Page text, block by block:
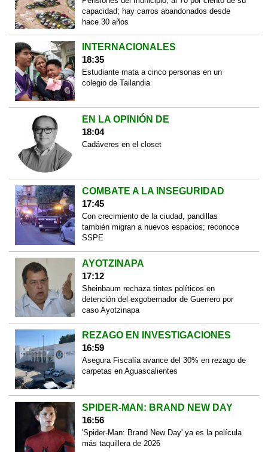
capacidad; hay carros abandonados desde
hace 30 años
INTERNACIONALES
18:35
Estudiante mata a cinco personas en un
colegio de Tailandia
EN LA OPINIÓN DE
18:04
Cadáveres en el closet
COMBATE A LA INSEGURIDAD
17:45
Con crecimiento de la ciudad, pandillas
también migran a nuevos espacios; reconoce
SSPE
AYOTZINAPA
17:12
Sheinbaum rechaza tintes políticos en
detención del exgobernador de Guerrero por
caso Ayotzinapa
REZAGO EN INVESTIGACIONES
16:59
Asegura Fiscalía avance del 30% en rezago de
carpetas en Aguascalientes
SPIDER-MAN: BRAND NEW DAY
16:56
'Spider-Man: Brand New Day' ya es la película
más taquillera de 2026